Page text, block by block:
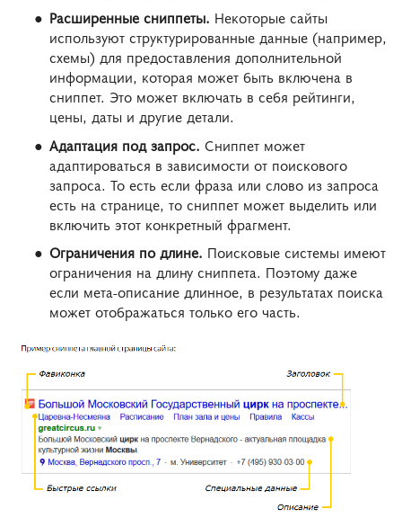
Расширенные сниппеты. Некоторые сайты
используют структурированные данные (например,
схемы) для предоставления дополнительной
информации, которая может быть включена в
сниппет. Это может включать в себя рейтинги,
цены, даты и другие детали.
Адаптация под запрос. Сниппет может
адаптироваться в зависимости от поискового
запроса. То есть если фраза или слово из запроса
есть на странице, то сниппет может выделить или
включить этот конкретный фрагмент.
Ограничения по длине. Поисковые системы имеют
ограничения на длину сниппета. Поэтому даже
если мета-описание длинное, в результатах поиска
может отображаться только его часть.